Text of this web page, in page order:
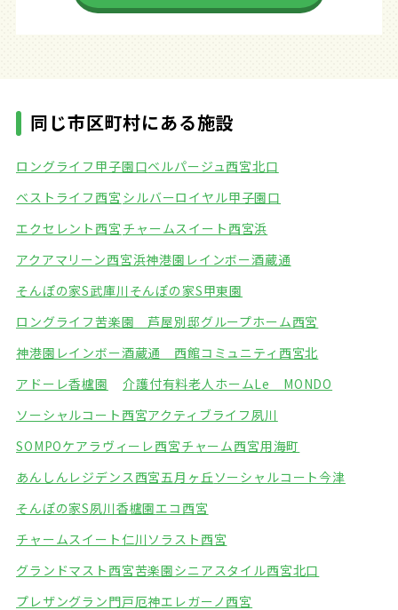
同じ市区町村にある施設
ロングライフ甲子園口ベルパージュ西宮北口
ベストライフ西宮 シルバーロイヤル甲子園口
エクセレント西宮 チャームスイート西宮浜
アクアマリーン西宮浜神港園レインボー酒蔵通
そんぽの家S武庫川 そんぽの家S甲東園
ロングライフ苦楽園 芦屋別邸グループホーム西宮
神港園レインボー酒蔵通 西館コミュニティ西宮北
アドーレ香櫨園
介護付有料老人ホームLe MONDO
ソーシャルコート西宮アクティブライフ夙川
SOMPOケアラヴィーレ西宮チャーム西宮用海町
あんしんレジデンス西宮五月ヶ丘ソーシャルコート今津
そんぽの家S夙川香櫨園エコ西宮
チャームスイート仁川 ソラスト西宮
グランドマスト西宮苦楽園シニアスタイル西宮北口
プレザングラン門戸厄神エレガーノ西宮